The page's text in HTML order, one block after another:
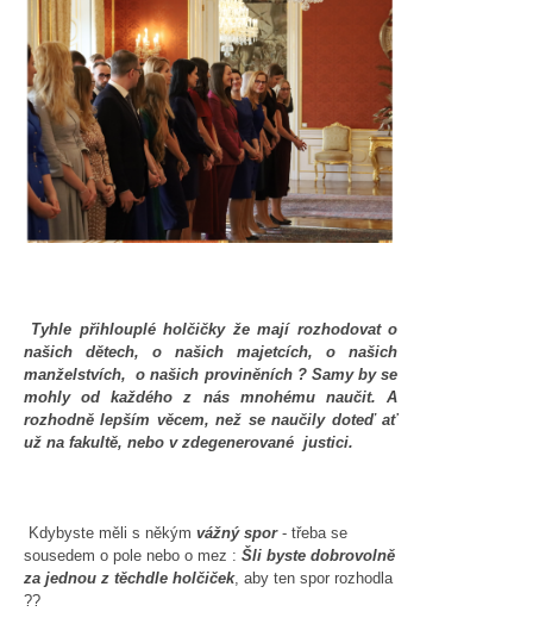
Tyhle přihlouplé holčičky že mají rozhodovat o
našich dětech, o našich majetcích, o našich
manželstvích, o našich proviněních ? Samy by se
mohly od každého z nás mnohému naučit. A
rozhodně lepším věcem, než se naučily doteď ať
už na fakultě, nebo v zdegenerované justici.
Kdybyste měli s někým vážný spor- třeba se
sousedem o pole nebo o mez : Šli byste dobrovolně
za jednou z těchdle holčiček, aby ten spor rozhodla
??